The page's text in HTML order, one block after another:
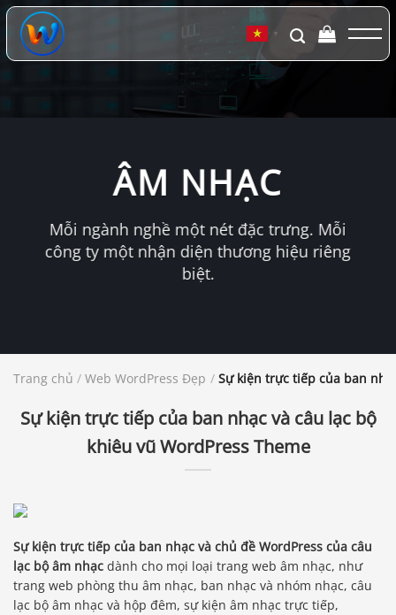
Chuyển
đến
dung
▼
ÂM NHẠC
Mỗi ngành nghề một nét đặc trưng. Mỗi
công ty một nhận diện thương hiệu riêng
biệt.
Trang chủ / Web WordPress Đẹp / Sự kiện trực tiếp của ban
Sự kiện trực tiếp của ban nhạc và câu lạc bộ
khiêu vũ WordPress Theme
Sự kiện trực tiếp của ban nhạc và chủ đề WordPress của câu
lạc bộ âm nhạc dành cho mọi loại trang web âm nhạc, như
trang web phòng thu âm nhạc, ban nhạc và nhóm nhạc, câu
lạc bộ âm nhạc và hộp đêm, sự kiện âm nhạc trực tiếp,